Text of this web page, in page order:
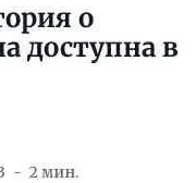
о
доступна в
2 мин.